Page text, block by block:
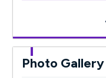
Photo